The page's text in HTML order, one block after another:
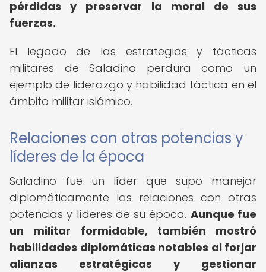
pérdidas y preservar la moral de sus
fuerzas.
El legado de las estrategias y tácticas
militares de Saladino perdura como un
ejemplo de liderazgo y habilidad táctica en el
ámbito militar islámico.
Relaciones con otras potencias y
líderes de la época
Saladino fue un líder que supo manejar
diplomáticamente las relaciones con otras
potencias y líderes de su época. Aunque fue
un militar formidable, también mostró
habilidades diplomáticas notables al forjar
alianzas estratégicas y gestionar